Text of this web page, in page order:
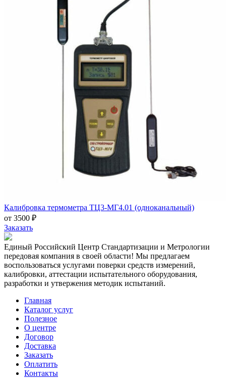
Калибровка термометра ТЦ3-МГ4.01 (одноканальный)
от 3500 ₽
Заказать
Единый Российский Центр Стандартизации и Метрологии
передовая компания в своей области! Мы предлагаем
воспользоваться услугами поверки средств измерений,
калибровки, аттестации испытательного оборудования,
разработки и утвержения методик испытаний.
Главная
Каталог услуг
Полезное
О центре
Договор
Доставка
Заказать
Оплатить
Контакты